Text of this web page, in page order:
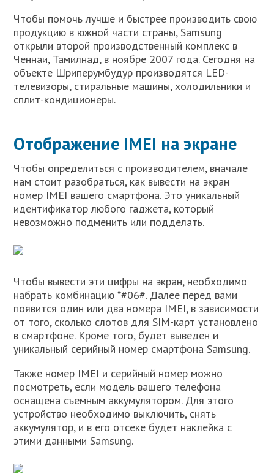
Чтобы помочь лучше и быстрее производить свою
продукцию в южной части страны, Samsung
открыли второй производственный комплекс в
Ченнаи, Тамилнад, в ноябре 2007 года. Сегодня на
объекте Шриперумбудур производятся LED-
телевизоры, стиральные машины, холодильники и
сплит-кондиционеры.
Отображение IMEI на экране
Чтобы определиться с производителем, вначале
нам стоит разобраться, как вывести на экран
номер IMEI вашего смартфона. Это уникальный
идентификатор любого гаджета, который
невозможно подменить или подделать.
Чтобы вывести эти цифры на экран, необходимо
набрать комбинацию *#06#. Далее перед вами
появится один или два номера IMEI, в зависимости
от того, сколько слотов для SIM-карт установлено
в смартфоне. Кроме того, будет выведен и
уникальный серийный номер смартфона Samsung.
Также номер IMEI и серийный номер можно
посмотреть, если модель вашего телефона
оснащена съемным аккумулятором. Для этого
устройство необходимо выключить, снять
аккумулятор, и в его отсеке будет наклейка с
этими данными Samsung.